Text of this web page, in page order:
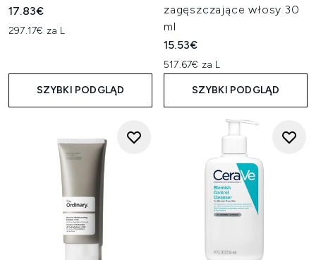
17.83€
297.17€ za L
SZYBKI PODGLĄD
zagęszczające włosy 30
ml
15.53€
517.67€ za L
SZYBKI PODGLĄD